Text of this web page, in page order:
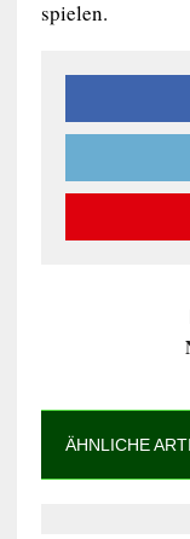
spielen.
ÄHNLICHE